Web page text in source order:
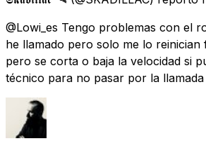
@Lowi_es Tengo problemas con el
he llamado pero solo me lo
pero se corta o baja la velocidad si
técnico para no pasar por la